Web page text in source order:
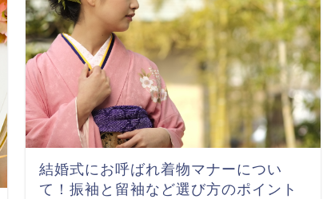
結婚式にお呼ばれ着物マナーについ
て！振袖と留袖など選び方のポイント